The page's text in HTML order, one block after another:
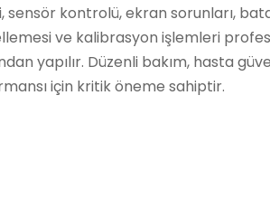
sensör kontrolü, ekran sorunları,
ve kalibrasyon işlemleri
yapılır. Düzenli bakım, hasta
için kritik öneme sahiptir.